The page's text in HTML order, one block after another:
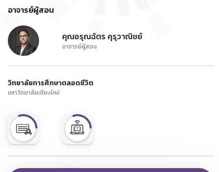
อาจารย์ผู้สอน
คุณอรุณฉัตร คุรุวาณิชย์
อาจารย์ผู้สอน
วิทยาลัยการศึกษาตลอดชีวิต
มหาวิทยาลัยเชียงใหม่